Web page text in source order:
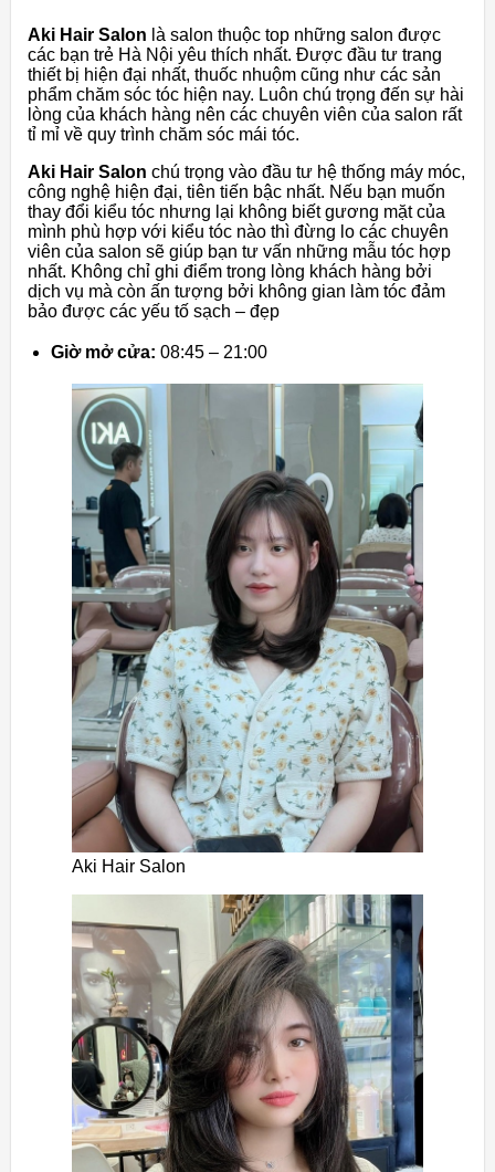
Aki Hair Salon là salon thuộc top những salon được
các bạn trẻ Hà Nội yêu thích nhất. Được đầu tư trang
thiết bị hiện đại nhất, thuốc nhuộm cũng như các sản
phẩm chăm sóc tóc hiện nay. Luôn chú trọng đến sự hài
lòng của khách hàng nên các chuyên viên của salon rất
tỉ mỉ về quy trình chăm sóc mái tóc.
Aki Hair Salon chú trọng vào đầu tư hệ thống máy móc,
công nghệ hiện đại, tiên tiến bậc nhất. Nếu bạn muốn
thay đổi kiểu tóc nhưng lại không biết gương mặt của
mình phù hợp với kiểu tóc nào thì đừng lo các chuyên
viên của salon sẽ giúp bạn tư vấn những mẫu tóc hợp
nhất. Không chỉ ghi điểm trong lòng khách hàng bởi
dịch vụ mà còn ấn tượng bởi không gian làm tóc đảm
bảo được các yếu tố sạch – đẹp
Giờ mở cửa: 08:45 – 21:00
Aki Hair Salon